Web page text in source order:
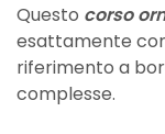
Questo corso
esattamente
riferimento a
complesse.